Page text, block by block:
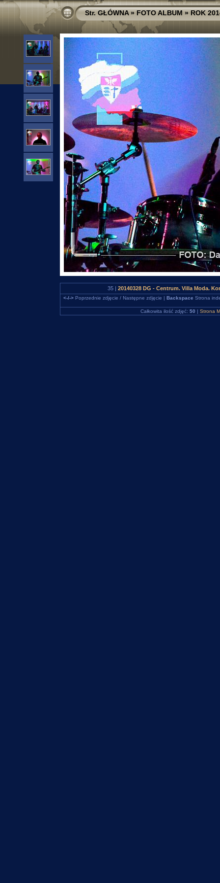
Str. GŁÓWNA»FOTO ALBUM»ROK
35 | 20140328 DG - Centrum. Villa Moda.
<-/->Poprzednie zdjęcie / Następne zdjęcie | Backspace Strona
Całkowita ilość zdjęć: 50 | Strona